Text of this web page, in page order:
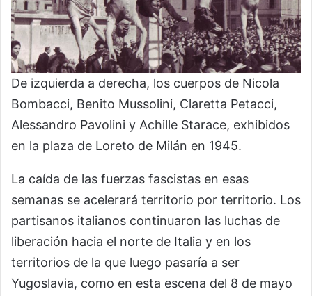
De izquierda a derecha, los cuerpos de Nicola
Bombacci, Benito Mussolini, Claretta Petacci,
Alessandro Pavolini y Achille Starace, exhibidos
en la plaza de Loreto de Milán en 1945.
La caída de las fuerzas fascistas en esas
semanas se acelerará territorio por territorio. Los
partisanos italianos continuaron las luchas de
liberación hacia el norte de Italia y en los
territorios de la que luego pasaría a ser
Yugoslavia, como en esta escena del 8 de mayo